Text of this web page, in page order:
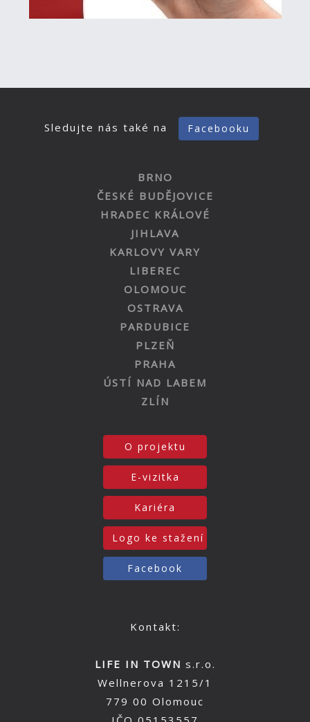
Sledujte nás také na Facebooku
BRNO
ČESKÉ BUDĚJOVICE
HRADEC KRÁLOVÉ
JIHLAVA
KARLOVY VARY
LIBEREC
OLOMOUC
OSTRAVA
PARDUBICE
PLZEŇ
PRAHA
ÚSTÍ NAD LABEM
ZLÍN
O projektu
E-vizitka
Kariéra
Logo ke stažení
Facebook
Kontakt:
LIFE IN TOWN s.r.o.
Wellnerova 1215/1
779 00 Olomouc